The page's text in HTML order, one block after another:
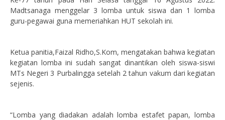
Madtsanaga menggelar 3 lomba untuk siswa dan 1 lomba
guru-pegawai guna memeriahkan HUT sekolah ini.
Ketua panitia,Faizal Ridho,S.Kom, mengatakan bahwa kegiatan
kegiatan lomba ini sudah sangat dinantikan oleh siswa-siswi
MTs Negeri 3 Purbalingga setelah 2 tahun vakum dari kegiatan
sejenis.
“Lomba yang diadakan adalah lomba estafet papan, lomba